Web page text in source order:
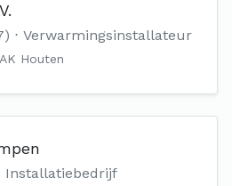
Verwarmingsinstallateur
Houten
Installatiebedrijf